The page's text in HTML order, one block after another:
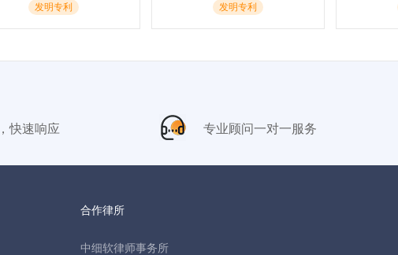
发明专利 发明专利
快速响应 专业顾问一对一服务
合作律所
中细软律师事务所